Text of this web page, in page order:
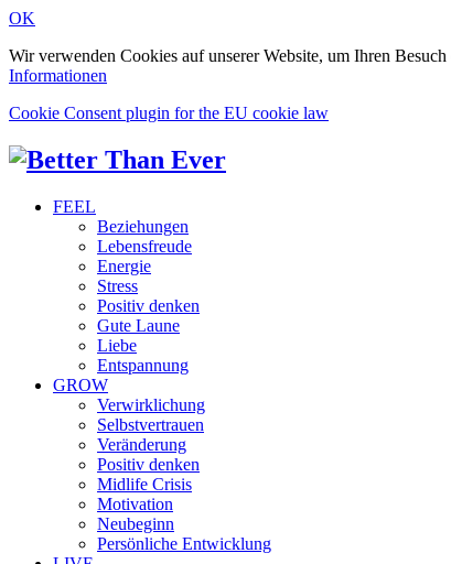
OK
Wir verwenden Cookies auf unserer Website, um Ihren
Informationen
Cookie Consent plugin for the EU cookie law
FEEL
Beziehungen
Lebensfreude
Energie
Stress
Positiv denken
Gute Laune
Liebe
Entspannung
GROW
Verwirklichung
Selbstvertrauen
Veränderung
Positiv denken
Midlife Crisis
Motivation
Neubeginn
Persönliche Entwicklung